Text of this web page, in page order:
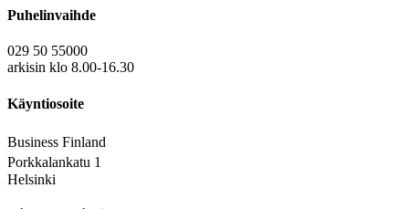
Puhelinvaihde
029 50 55000
arkisin klo 8.00-16.30
Käyntiosoite
Business Finland
Porkkalankatu 1
Helsinki